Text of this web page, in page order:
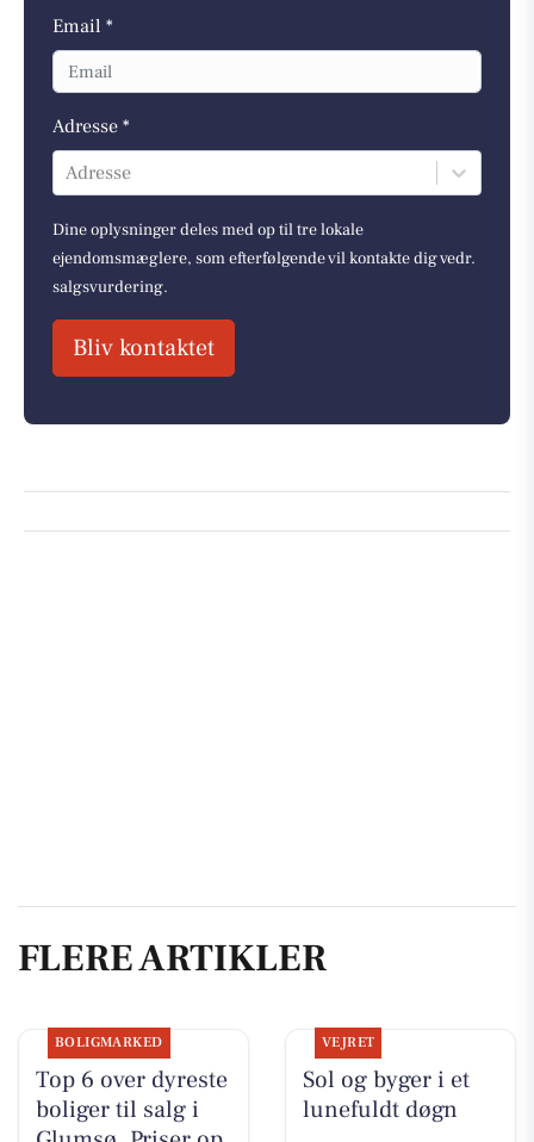
Email *
Adresse *
Adresse
Dine oplysninger deles med op til tre lokale
ejendomsmæglere, som efterfølgende vil kontakte dig vedr.
salgsvurdering.
Bliv kontaktet
FLERE ARTIKLER
BOLIGMARKED
Top 6 over dyreste
boliger til salg i
VEJRET
Sol og byger i et
lunefuldt døgn